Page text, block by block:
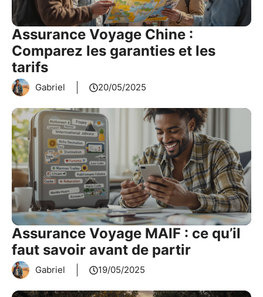
Assurance Voyage Chine :
Comparez les garanties et les
tarifs
Gabriel 20/05/2025
Assurance Voyage MAIF : ce qu’il
faut savoir avant de partir
Gabriel 19/05/2025